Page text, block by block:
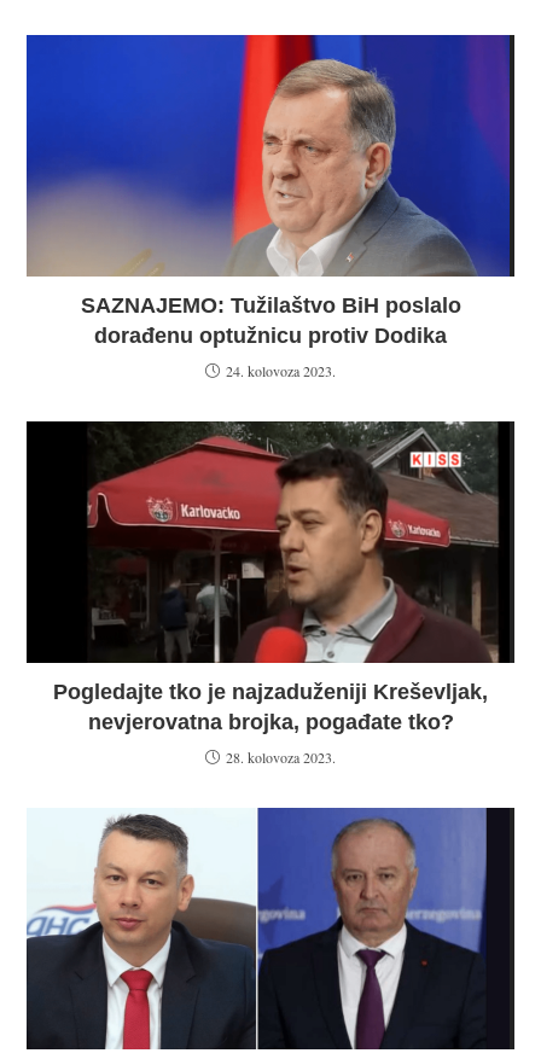
SAZNAJEMO: Tužilaštvo BiH poslalo
dorađenu optužnicu protiv Dodika
24. kolovoza 2023.
Pogledajte tko je najzaduženiji Kreševljak,
nevjerovatna brojka, pogađate tko?
28. kolovoza 2023.